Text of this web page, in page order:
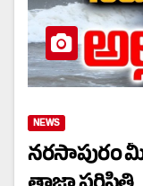
NEWS
నరసాపురం